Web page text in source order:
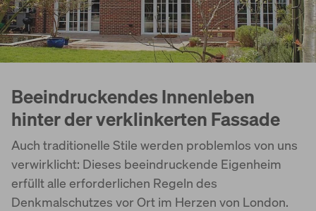
Beeindruckendes Innenleben
hinter der verklinkerten Fassade
Auch traditionelle Stile werden problemlos von uns
verwirklicht: Dieses beeindruckende Eigenheim
erfüllt alle erforderlichen Regeln des
Denkmalschutzes vor Ort im Herzen von London.
Bauweise
Services
World of Living